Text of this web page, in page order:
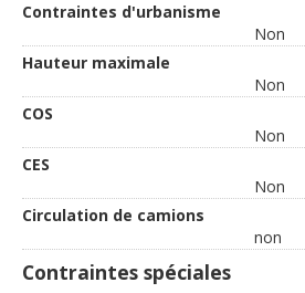
Contraintes d'urbanisme
Non
Hauteur maximale
Non
COS
Non
CES
Non
Circulation de camions
non
Contraintes spéciales